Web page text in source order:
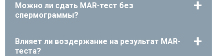
Можно ли сдать MAR-тест без
спермограммы?
Влияет ли воздержание на результат MAR-
теста?